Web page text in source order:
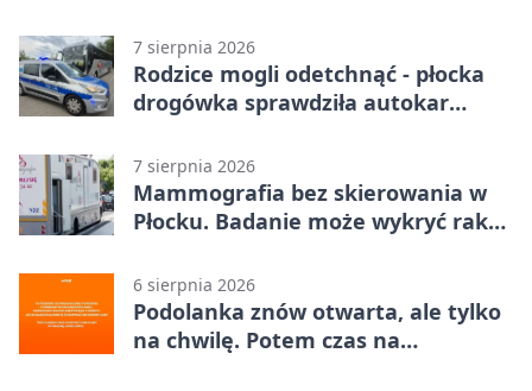
7 sierpnia 2026
Rodzice mogli odetchnąć - płocka
drogówka sprawdziła autokar
7 sierpnia 2026
Mammografia bez skierowania w
Płocku. Badanie może wykryć raka,
6 sierpnia 2026
Podolanka znów otwarta, ale tylko
na chwilę. Potem czas na